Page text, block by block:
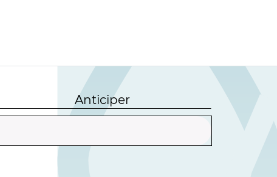
Anticiper